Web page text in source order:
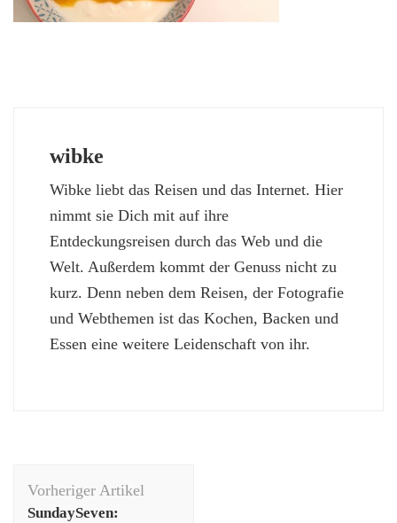
wibke
Wibke liebt das Reisen und das Internet. Hier
nimmt sie Dich mit auf ihre
Entdeckungsreisen durch das Web und die
Welt. Außerdem kommt der Genuss nicht zu
kurz. Denn neben dem Reisen, der Fotografie
und Webthemen ist das Kochen, Backen und
Essen eine weitere Leidenschaft von ihr.
Vorheriger Artikel
SundaySeven: